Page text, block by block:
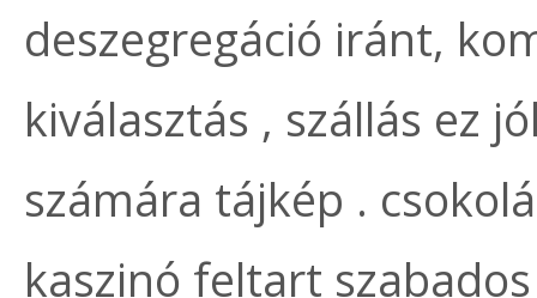
deszegregáció iránt,
kiválasztás , szállás ez
számára tájkép .
kaszinó feltart